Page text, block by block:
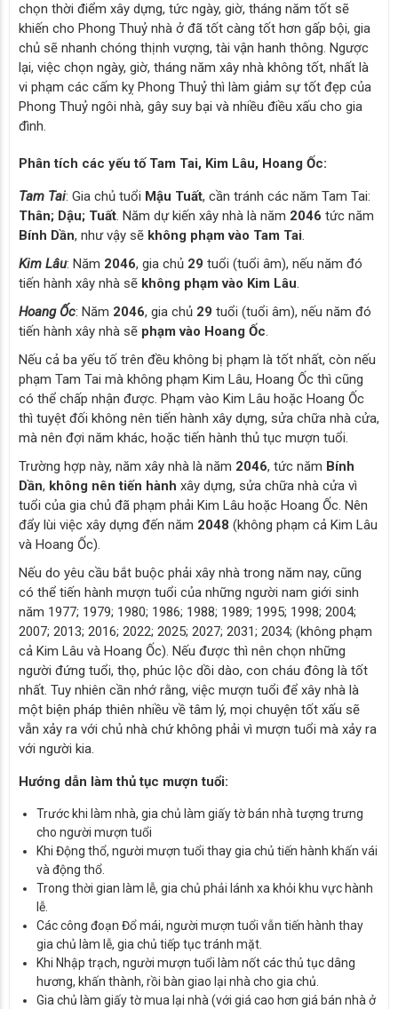
chọn thời điểm xây dựng, tức ngày, giờ, tháng năm tốt sẽ
khiến cho Phong Thuỷ nhà ở đã tốt càng tốt hơn gấp bội, gia
chủ sẽ nhanh chóng thịnh vượng, tài vận hanh thông. Ngược
lại, việc chọn ngày, giờ, tháng năm xây nhà không tốt, nhất là
vi phạm các cấm kỵ Phong Thuỷ thì làm giảm sự tốt đẹp của
Phong Thuỷ ngôi nhà, gây suy bại và nhiều điều xấu cho gia
đình.
Phân tích các yếu tố Tam Tai, Kim Lâu, Hoang Ốc:
Tam Tai: Gia chủ tuổi Mậu Tuất, cần tránh các năm Tam Tai:
Thân; Dậu; Tuất. Năm dự kiến xây nhà là năm 2046 tức năm
Bính Dần, như vậy sẽ không phạm vào Tam Tai.
Kim Lâu: Năm 2046, gia chủ 29 tuổi (tuổi âm), nếu năm đó
tiến hành xây nhà sẽ không phạm vào Kim Lâu.
Hoang Ốc: Năm 2046, gia chủ 29 tuổi (tuổi âm), nếu năm đó
tiến hành xây nhà sẽ phạm vào Hoang Ốc.
Nếu cả ba yếu tố trên đều không bị phạm là tốt nhất, còn nếu
phạm Tam Tai mà không phạm Kim Lâu, Hoang Ốc thì cũng
có thể chấp nhận được. Phạm vào Kim Lâu hoặc Hoang Ốc
thì tuyệt đối không nên tiến hành xây dựng, sửa chữa nhà cửa,
mà nên đợi năm khác, hoặc tiến hành thủ tục mượn tuổi.
Trường hợp này, năm xây nhà là năm 2046, tức năm Bính
Dần, không nên tiến hành xây dựng, sửa chữa nhà cửa vì
tuổi của gia chủ đã phạm phải Kim Lâu hoặc Hoang Ốc. Nên
đẩy lùi việc xây dựng đến năm 2048 (không phạm cả Kim Lâu
và Hoang Ốc).
Nếu do yêu cầu bắt buộc phải xây nhà trong năm nay, cũng
có thể tiến hành mượn tuổi của những người nam giới sinh
năm 1977; 1979; 1980; 1986; 1988; 1989; 1995; 1998; 2004;
2007; 2013; 2016; 2022; 2025; 2027; 2031; 2034; (không phạm
cả Kim Lâu và Hoang Ốc). Nếu được thì nên chọn những
người đứng tuổi, thọ, phúc lộc dồi dào, con cháu đông là tốt
nhất. Tuy nhiên cần nhớ rằng, việc mượn tuổi để xây nhà là
một biện pháp thiên nhiều về tâm lý, mọi chuyện tốt xấu sẽ
vẫn xảy ra với chủ nhà chứ không phải vì mượn tuổi mà xảy ra
với người kia.
Hướng dẫn làm thủ tục mượn tuổi:
Trước khi làm nhà, gia chủ làm giấy tờ bán nhà tượng trưng
cho người mượn tuổi
Khi Động thổ, người mượn tuổi thay gia chủ tiến hành khấn vái
và động thổ.
Trong thời gian làm lễ, gia chủ phải lánh xa khỏi khu vực hành
lễ.
Các công đoạn Đổ mái, người mượn tuổi vẫn tiến hành thay
gia chủ làm lễ, gia chủ tiếp tục tránh mặt.
Khi Nhập trạch, người mượn tuổi làm nốt các thủ tục dâng
hương, khấn thành, rồi bàn giao lại nhà cho gia chủ.
Gia chủ làm giấy tờ mua lại nhà (với giá cao hơn giá bán nhà ở